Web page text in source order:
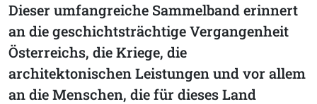
Dieser umfangreiche Sammelband erinnert
an die geschichtsträchtige Vergangenheit
Österreichs, die Kriege, die
architektonischen Leistungen und vor allem
an die Menschen, die für dieses Land